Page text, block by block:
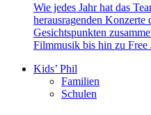
Wie jedes Jahr hat das
herausragenden Konzerte
Gesichtspunkten
Filmmusik bis hin zu Free
Kids’ Phil
Familien
Schulen